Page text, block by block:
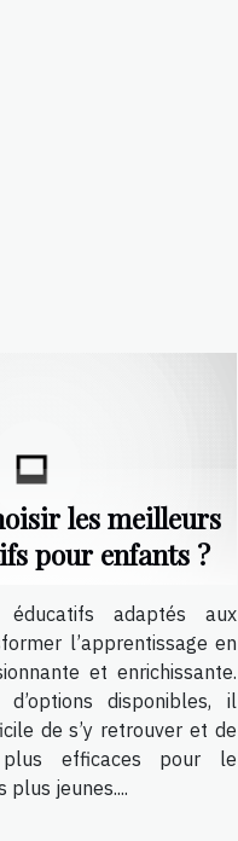
les meilleurs
pour enfants ?
adaptés aux
l’apprentissage en
et enrichissante.
d’options disponibles, il
de s’y retrouver et de
efficaces pour le
jeunes....